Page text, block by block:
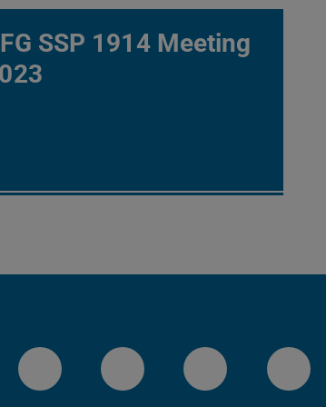
SSP 1914 Meeting
Seite der TU Darmstadt
Instagram-Kanal der TU
Bluesky-Kanal